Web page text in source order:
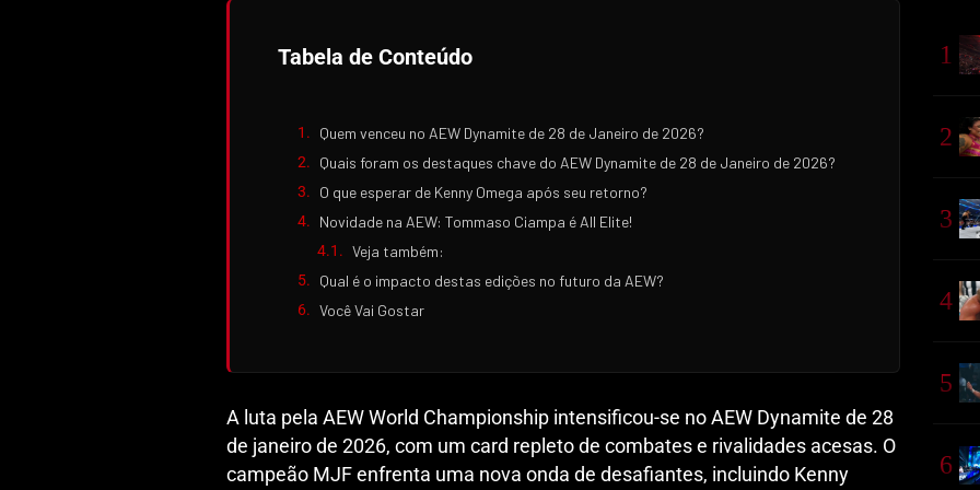
Tabela de Conteúdo
Quem venceu no AEW Dynamite de 28 de Janeiro de 2026?
Quais foram os destaques chave do AEW Dynamite de 28 de Janeiro de 2026?
O que esperar de Kenny Omega após seu retorno?
Novidade na AEW: Tommaso Ciampa é All Elite!
Veja também:
Qual é o impacto destas edições no futuro da AEW?
Você Vai Gostar
A luta pela AEW World Championship intensificou-se no AEW Dynamite de 28
de janeiro de 2026, com um card repleto de combates e rivalidades acesas. O
campeão MJF enfrenta uma nova onda de desafiantes, incluindo Kenny
1
2
3
4
5
6